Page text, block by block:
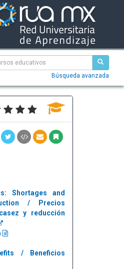
Búsqueda avanzada
Shortages and
/ Precios
y reducción
/ Beneficios